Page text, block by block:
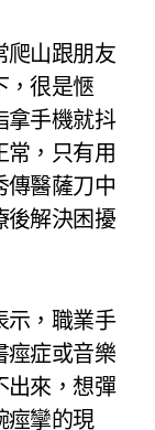
爬山跟朋友
，很是愜
拿手機就抖
常，只有用
傳醫薩刀中
後解決困擾
示，職業手
痙症或音樂
出來，想彈
痙攣的現